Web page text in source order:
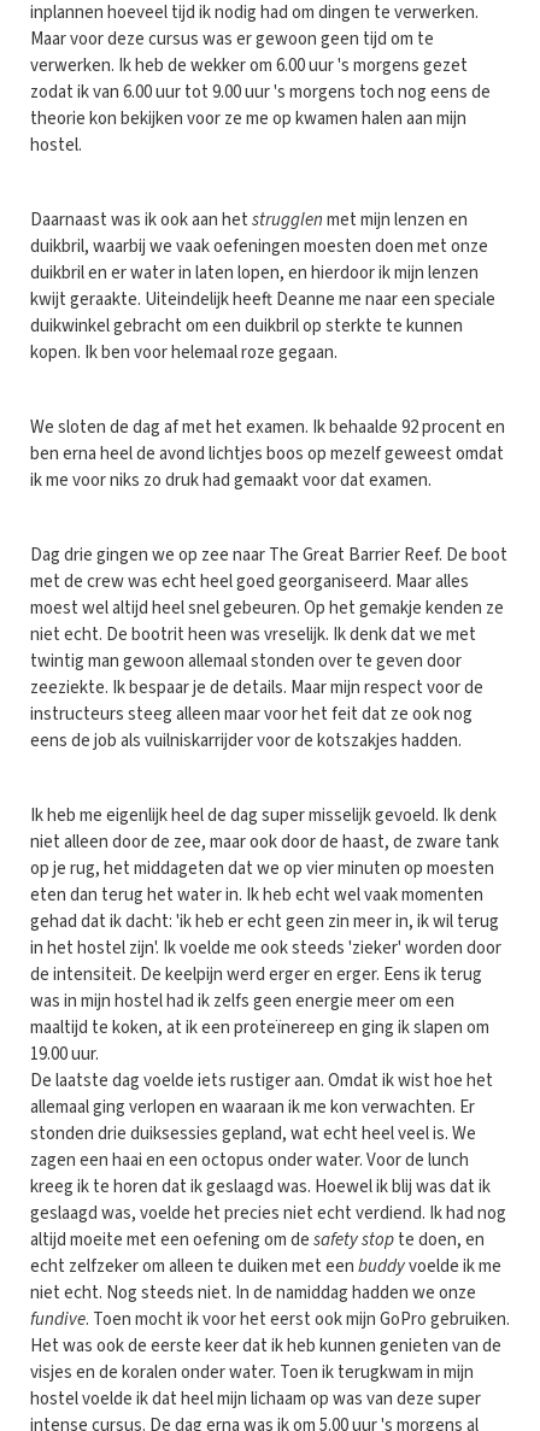
inplannen hoeveel tijd ik nodig had om dingen te verwerken.
Maar voor deze cursus was er gewoon geen tijd om te
verwerken. Ik heb de wekker om 6.00 uur 's morgens gezet
zodat ik van 6.00 uur tot 9.00 uur 's morgens toch nog eens de
theorie kon bekijken voor ze me op kwamen halen aan mijn
hostel.
Daarnaast was ik ook aan hetstrugglenmet mijn lenzen en
duikbril, waarbij we vaak oefeningen moesten doen met onze
duikbril en er water in laten lopen, en hierdoor ik mijn lenzen
kwijt geraakte. Uiteindelijk heeft Deanne me naar een speciale
duikwinkel gebracht om een duikbril op sterkte te kunnen
kopen. Ik ben voor helemaal roze gegaan.
We sloten de dag af met het examen. Ik behaalde 92 procent en
ben erna heel de avond lichtjes boos op mezelf geweest omdat
ik me voor niks zo druk had gemaakt voor dat examen.
Dag drie gingen we op zee naar The Great Barrier Reef. De boot
met de crew was echt heel goed georganiseerd. Maar alles
moest wel altijd heel snel gebeuren. Op het gemakje kenden ze
niet echt. De bootrit heen was vreselijk. Ik denk dat we met
twintig man gewoon allemaal stonden over te geven door
zeeziekte. Ik bespaar je de details. Maar mijn respect voor de
instructeurs steeg alleen maar voor het feit dat ze ook nog
eens de job als vuilniskarrijder voor de kotszakjes hadden.
Ik heb me eigenlijk heel de dag super misselijk gevoeld. Ik denk
niet alleen door de zee, maar ook door de haast, de zware tank
op je rug, het middageten dat we op vier minuten op moesten
eten dan terug het water in. Ik heb echt wel vaak momenten
gehad dat ik dacht: 'ik heb er echt geen zin meer in, ik wil terug
in het hostel zijn'. Ik voelde me ook steeds 'zieker' worden door
de intensiteit. De keelpijn werd erger en erger. Eens ik terug
was in mijn hostel had ik zelfs geen energie meer om een
maaltijd te koken, at ik een proteïnereep en ging ik slapen om
19.00 uur.
De laatste dag voelde iets rustiger aan. Omdat ik wist hoe het
allemaal ging verlopen en waaraan ik me kon verwachten. Er
stonden drie duiksessies gepland, wat echt heel veel is. We
zagen een haai en een octopus onder water. Voor de lunch
kreeg ik te horen dat ik geslaagd was. Hoewel ik blij was dat ik
geslaagd was, voelde het precies niet echt verdiend. Ik had nog
altijd moeite met een oefening om desafety stopte doen, en
echt zelfzeker om alleen te duiken met eenbuddyvoelde ik me
niet echt. Nog steeds niet. In de namiddag hadden we onze
fundive. Toen mocht ik voor het eerst ook mijn GoPro gebruiken.
Het was ook de eerste keer dat ik heb kunnen genieten van de
visjes en de koralen onder water. Toen ik terugkwam in mijn
hostel voelde ik dat heel mijn lichaam op was van deze super
intense cursus. De dag erna was ik om 5.00 uur 's morgens al